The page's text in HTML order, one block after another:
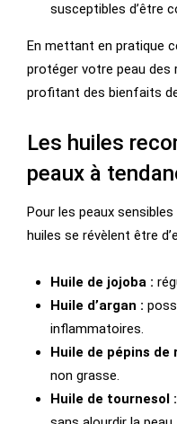
susceptibles d’être
En mettant en pratique
protéger votre peau des
profitant des bienfaits
Les huiles
peaux à
Pour les peaux
huiles se révèlent être
Huile de jojoba :
Huile d’argan :
inflammatoires.
Huile de pépins de
non grasse.
Huile de tournesol :